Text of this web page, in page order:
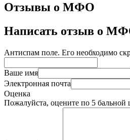
Отзывы о МФО
Написать отзыв о
Антиспам поле. Его необходимо
Ваше имя
Электронная почта
Оценка
Пожалуйста, оцените по 5 бальной